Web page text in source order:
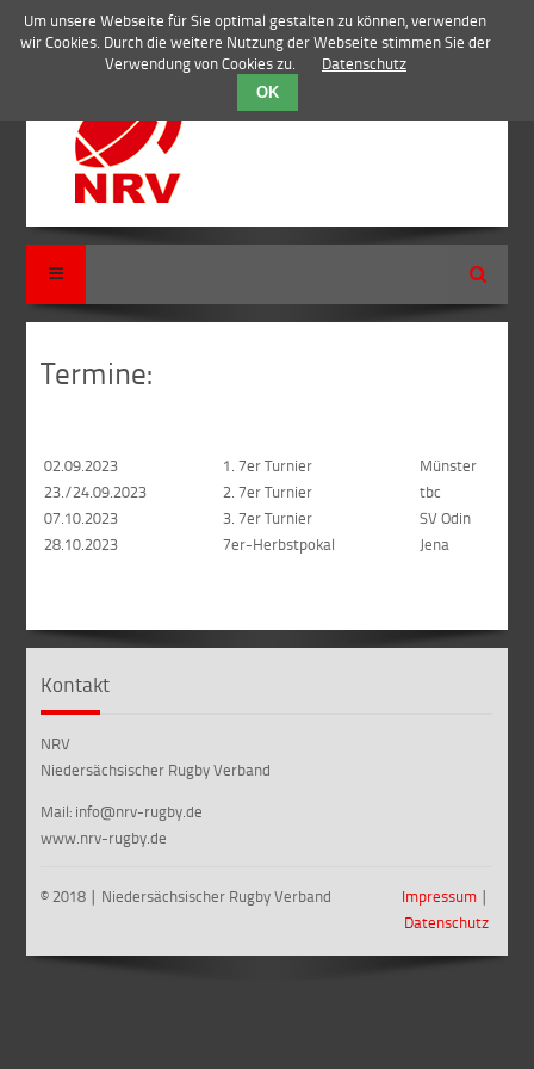
Suche
Termine:
02.09.2023 1. 7er Turnier
Münster
23./24.09.2023
2. 7er Turnier
tbc
07.10.2023
3. 7er Turnier
SV Odin
28.10.2023
7er-Herbstpokal Jena
Kontakt
NRV
Niedersächsischer Rugby Verband
Mail: info@nrv-rugby.de
www.nrv-rugby.de
© 2018 ∣ Niedersächsischer Rugby Verband Impressum∣
Datenschutz
Um unsere Webseite für Sie optimal gestalten zu können, verwenden
wir Cookies. Durch die weitere Nutzung der Webseite stimmen Sie der
Verwendung von Cookies zu.
Datenschutz
OK